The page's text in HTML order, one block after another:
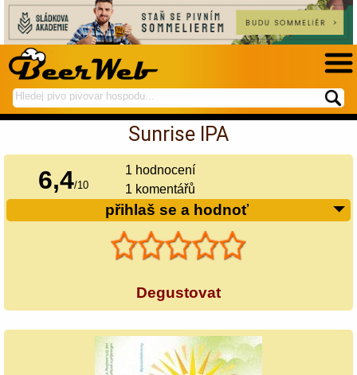
hledej
na
spustí
hledání
Sunrise IPA
6,4/10
1 hodnocení
1 komentářů
přihlaš se a hodnoť
Degustovat